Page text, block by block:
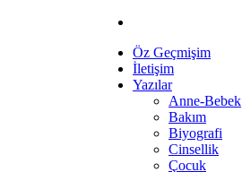
Öz Geçmişim
İletişim
Yazılar
Anne-Bebek
Bakım
Biyografi
Cinsellik
Çocuk